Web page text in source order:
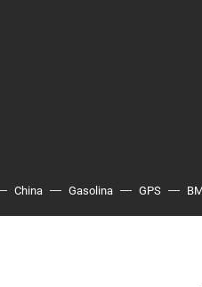
China Gasolina GPS